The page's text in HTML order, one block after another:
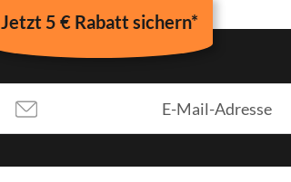
Jetzt 5 € Rabatt sichern*